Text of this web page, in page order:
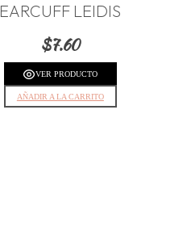
EARCUFF LEIDIS
$7.60
VER PRODUCTO
AÑADIR A LA CARRITO